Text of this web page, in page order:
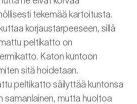
tekemää kartoitusta.
korjaustarpeeseen, sillä
peltikatto on
Katon kuntoon
sitä hoidetaan.
peltikatto säilyttää kuntonsa
samanlainen, mutta huoltoa